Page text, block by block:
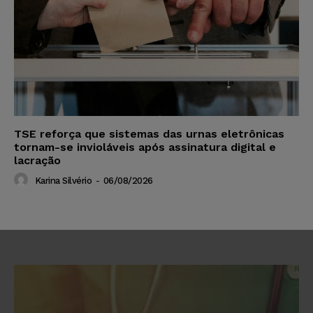
TSE reforça que sistemas das urnas eletrônicas
tornam-se invioláveis após assinatura digital e
lacração
Karina Silvério - 06/08/2026